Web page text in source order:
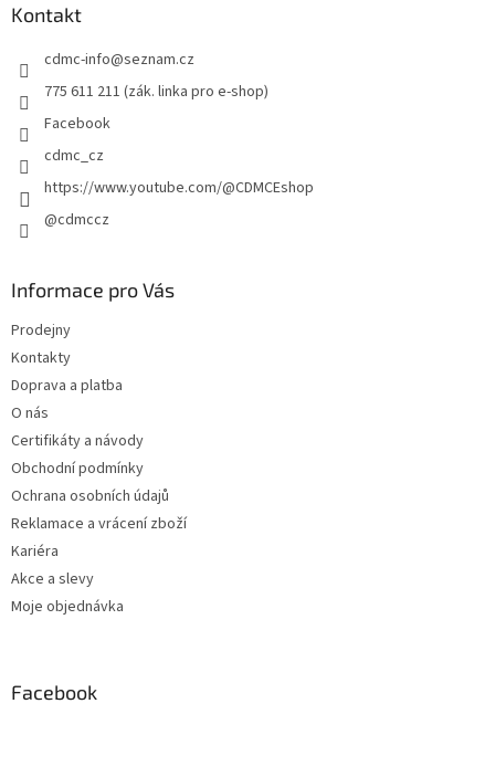
Kontakt
cdmc-info@seznam.cz
775 611 211 (zák. linka pro e-shop)
Facebook
cdmc_cz
https://www.youtube.com/@CDMCEshop
@cdmccz
Informace pro Vás
Prodejny
Kontakty
Doprava a platba
O nás
Certifikáty a návody
Obchodní podmínky
Ochrana osobních údajů
Reklamace a vrácení zboží
Kariéra
Akce a slevy
Moje objednávka
Facebook